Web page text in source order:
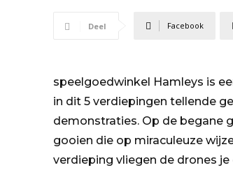
Deel Facebook
speelgoedwinkel Hamleys is
in dit 5 verdiepingen tellende
demonstraties. Op de begane
gooien die op miraculeuze
verdieping vliegen de drones